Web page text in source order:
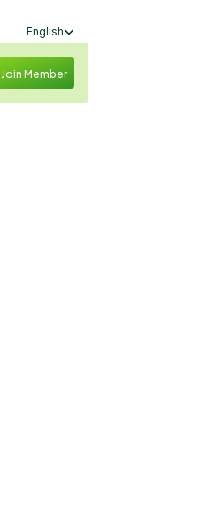
Select Language
English
Join Member